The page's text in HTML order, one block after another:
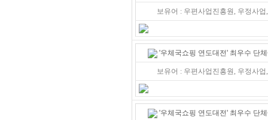
보유어 : 우편사업진흥원, 우정사
'우체국쇼핑 연도대전' 최우수 단
보유어 : 우편사업진흥원, 우정사
'우체국쇼핑 연도대전' 최우수 단